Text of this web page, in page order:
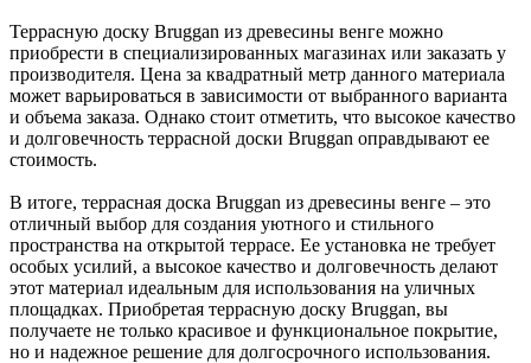
Террасную доску Bruggan из древесины венге можно
приобрести в специализированных магазинах или заказать у
производителя. Цена за квадратный метр данного материала
может варьироваться в зависимости от выбранного варианта
и объема заказа. Однако стоит отметить, что высокое качество
и долговечность террасной доски Bruggan оправдывают ее
стоимость.
В итоге, террасная доска Bruggan из древесины венге – это
отличный выбор для создания уютного и стильного
пространства на открытой террасе. Ее установка не требует
особых усилий, а высокое качество и долговечность делают
этот материал идеальным для использования на уличных
площадках. Приобретая террасную доску Bruggan, вы
получаете не только красивое и функциональное покрытие,
но и надежное решение для долгосрочного использования.